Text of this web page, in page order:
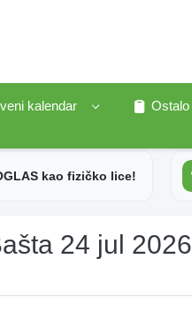
kalendar
Ostalo
kao fizičko lice!
24 jul 2026